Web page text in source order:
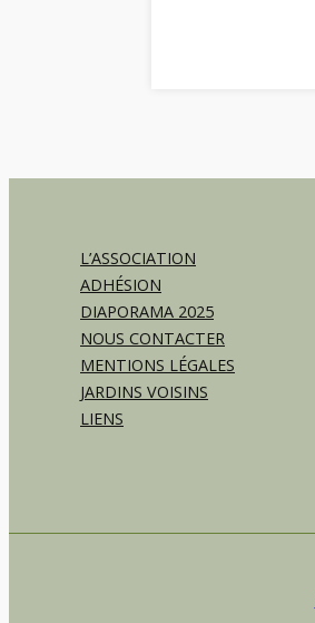
L’ASSOCIATION
ADHÉSION
DIAPORAMA 2025
NOUS CONTACTER
MENTIONS LÉGALES
JARDINS VOISINS
LIENS